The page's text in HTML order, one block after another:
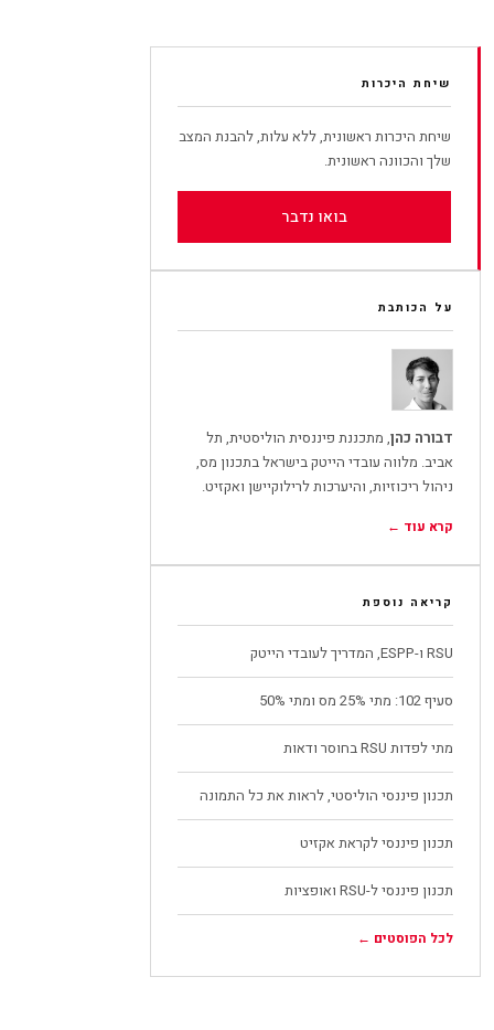
שיחת היכרות
שיחת היכרות ראשונית, ללא עלות, להבנת המצב
שלך והכוונה ראשונית.
בואו נדבר
על הכותבת
דבורה כהן, מתכננת פיננסית הוליסטית, תל
אביב. מלווה עובדי הייטק בישראל בתכנון מס,
ניהול ריכוזיות, והיערכות לרילוקיישן ואקזיט.
קרא עוד ←
קריאה נוספת
RSU ו-ESPP, המדריך לעובדי הייטק
סעיף 102: מתי 25% מס ומתי 50%
מתי לפדות RSU בחוסר ודאות
תכנון פיננסי הוליסטי, לראות את כל התמונה
תכנון פיננסי לקראת אקזיט
תכנון פיננסי ל-RSU ואופציות
לכל הפוסטים ←